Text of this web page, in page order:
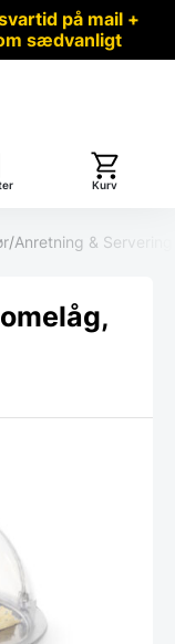
på mail +
sædvanligt
Kurv
/Anretning & Servering